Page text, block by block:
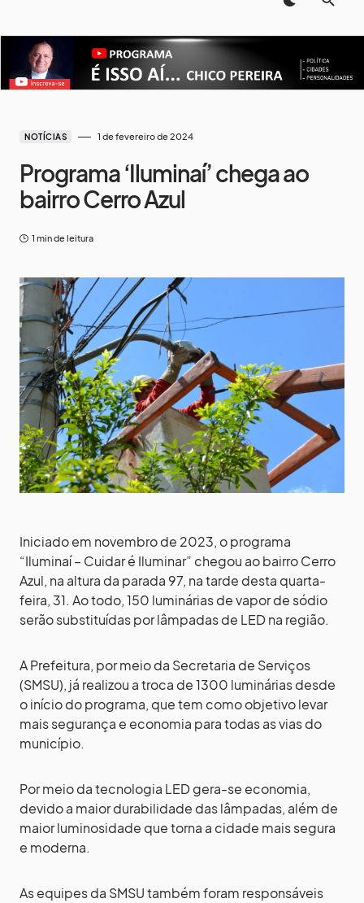
NOTÍCIAS 1 de fevereiro de 2024
Programa ‘Iluminaí’ chega ao
bairro Cerro Azul
1 min de leitura
Iniciado em novembro de 2023, o programa
“Iluminaí – Cuidar é Iluminar” chegou ao bairro Cerro
Azul, na altura da parada 97, na tarde desta quarta-
feira, 31. Ao todo, 150 luminárias de vapor de sódio
serão substituídas por lâmpadas de LED na região.
A Prefeitura, por meio da Secretaria de Serviços
(SMSU), já realizou a troca de 1300 luminárias desde
o início do programa, que tem como objetivo levar
mais segurança e economia para todas as vias do
município.
Por meio da tecnologia LED gera-se economia,
devido a maior durabilidade das lâmpadas, além de
maior luminosidade que torna a cidade mais segura
e moderna.
As equipes da SMSU também foram responsáveis